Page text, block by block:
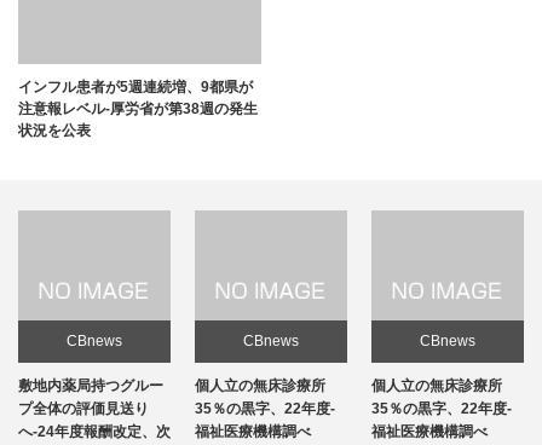
インフル患者が5週連続増、9都県が
注意報レベル-厚労省が第38週の発生
状況を公表
CBnews
敷地内薬局持つグルー
プ全体の評価見送り
へ-24年度報酬改定、次
CBnews
個人立の無床診療所
35％の黒字、22年度-
福祉医療機構調べ
CBnews
個人立の無床診療所
35％の黒字、22年度-
福祉医療機構調べ